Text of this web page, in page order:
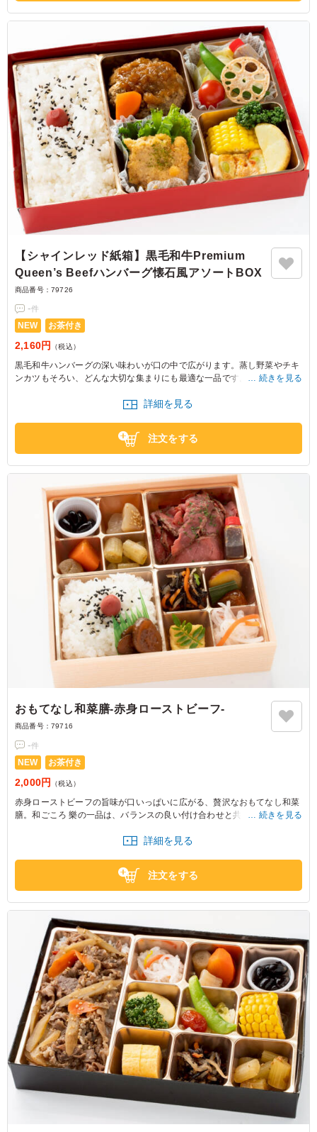
【シャインレッド紙箱】黒毛和牛Premium
Queen’s Beefハンバーグ懐石風アソートBOX
商品番号： 79726
-件
NEW お茶付き
2,160円 （税込）
黒毛和牛ハンバーグの深い味わいが口の中で広がります。蒸し野菜やチキ
ンカツもそろい、どんな大切な集まりにも最適な一品です。和ごころ 樂の
続きを見る
詳細を見る
注文をする
おもてなし和菜膳‐赤身ローストビーフ‐
商品番号： 79716
-件
NEW お茶付き
2,000円 （税込）
赤身ローストビーフの旨味が口いっぱいに広がる、贅沢なおもてなし和菜
膳。和ごころ 樂の一品は、バランスの良い付け合わせと共に、特別な会食
続きを見る
詳細を見る
注文をする